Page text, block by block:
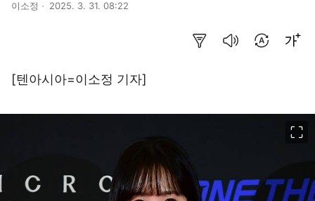
이소정 2025. 3. 31. 08:22
[텐아시아=이소정 기자]